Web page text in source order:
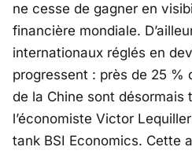
ne cesse de gagner en
financière mondiale.
internationaux réglés en
progressent : près de 25 %
de la Chine sont désormais
l’économiste Victor
tank BSI Economics. Cette